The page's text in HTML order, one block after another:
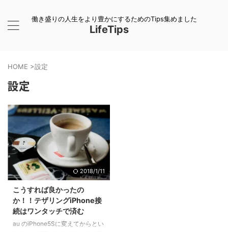
働き盛りの人生をより豊かにするためのTips集めました
LifeTips
HOME >設定
設定
2018/1/11
こうすれば良かったの
か！！テザリングiPhone接
続はワンタッチで済む
au のiPhone5Sに変えてからとい